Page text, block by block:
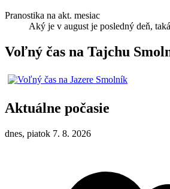
Pranostika na akt. mesiac
Aký je v august je posledný deň,
Voľný čas na Tajchu
Aktuálne počasie
dnes, piatok 7. 8. 2026